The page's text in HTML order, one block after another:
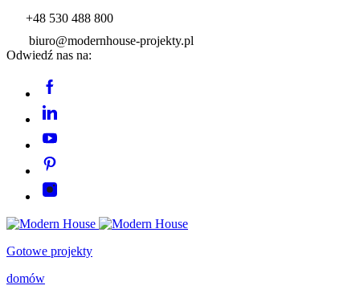
+48 530 488 800
biuro@modernhouse-projekty.pl
Odwiedź nas na:
Gotowe projekty
domów